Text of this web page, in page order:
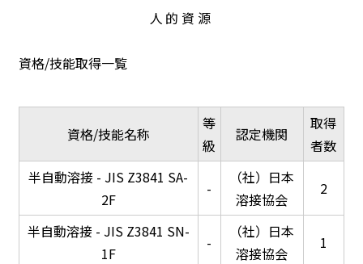
人的資源
資格/技能取得一覧
資格/技能名称
等
級
認定機関
取得
者数
半自動溶接 - JIS Z3841 SA-
2F
-
（社）日本
溶接協会
2
半自動溶接 - JIS Z3841 SN-
1F
-
（社）日本
溶接協会
1